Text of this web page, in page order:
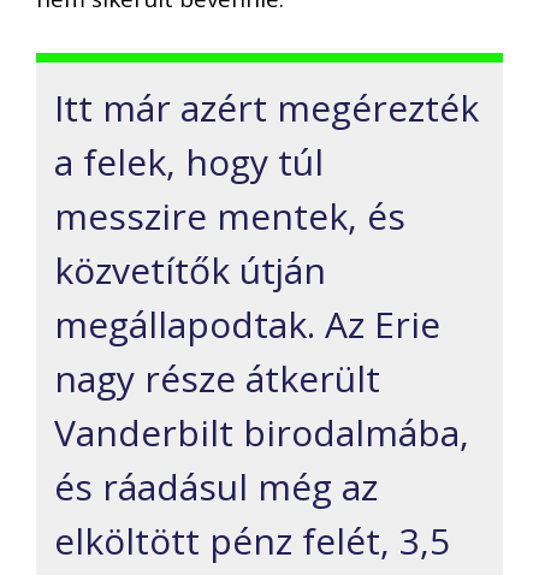
Itt már azért megérezték
a felek, hogy túl
messzire mentek, és
közvetítők útján
megállapodtak. Az Erie
nagy része átkerült
Vanderbilt birodalmába,
és ráadásul még az
elköltött pénz felét, 3,5